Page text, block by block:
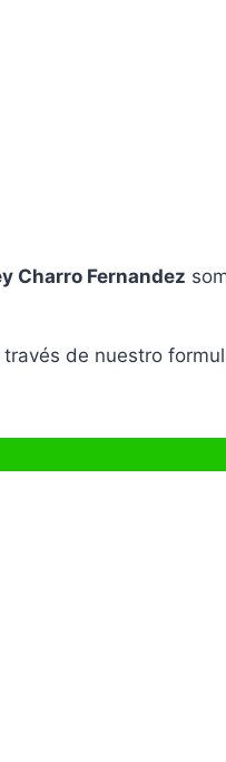
Charro Fernandez
de nuestro